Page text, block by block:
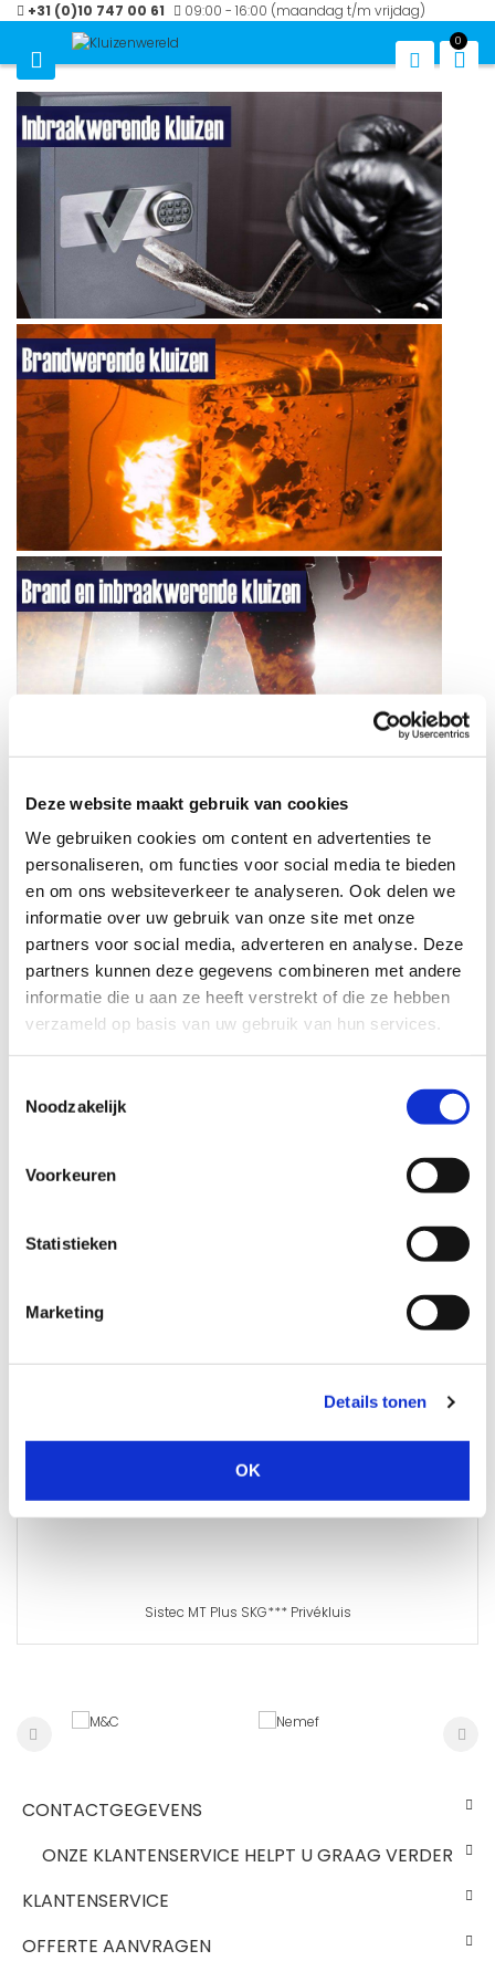
Deze website maakt gebruik van cookies
We gebruiken cookies om content en advertenties te
personaliseren, om functies voor social media te bieden
en om ons websiteverkeer te analyseren. Ook delen we
informatie over uw gebruik van onze site met onze
partners voor social media, adverteren en analyse. Deze
partners kunnen deze gegevens combineren met andere
informatie die u aan ze heeft verstrekt of die ze hebben
verzameld op basis van uw gebruik van hun services.
Noodzakelijk
Voorkeuren
Statistieken
Marketing
Details tonen
OK
Ga
de
inhoud
+31 (0)10 747 00 61 09:00 - 16:00 (maandag t/m vrijdag)
0
Sistec MT Plus SKG*** Privékluis
CONTACTGEGEVENS
ONZE KLANTENSERVICE HELPT U GRAAG VERDER
KLANTENSERVICE
OFFERTE AANVRAGEN